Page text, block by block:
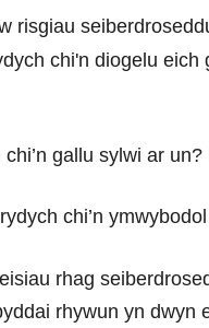
risgiau
chi'n diogelu eich
gallu sylwi ar
chi’n
rhag
rhywun yn dwyn